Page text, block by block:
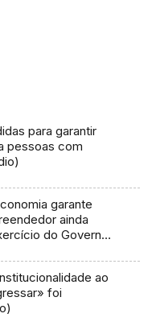
para garantir
pessoas com
garante
ainda
do Governo
ao
foi